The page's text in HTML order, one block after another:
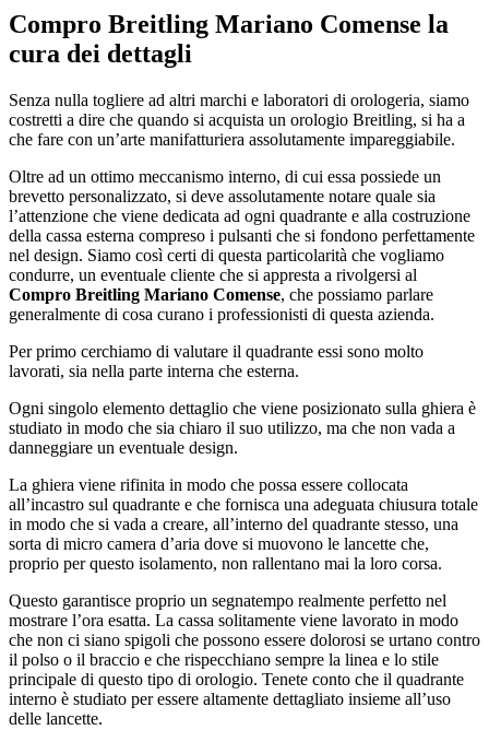
Compro Breitling Mariano Comense la
cura dei dettagli
Senza nulla togliere ad altri marchi e laboratori di orologeria, siamo
costretti a dire che quando si acquista un orologio Breitling, si ha a
che fare con un’arte manifatturiera assolutamente impareggiabile.
Oltre ad un ottimo meccanismo interno, di cui essa possiede un
brevetto personalizzato, si deve assolutamente notare quale sia
l’attenzione che viene dedicata ad ogni quadrante e alla costruzione
della cassa esterna compreso i pulsanti che si fondono perfettamente
nel design. Siamo così certi di questa particolarità che vogliamo
condurre, un eventuale cliente che si appresta a rivolgersi al
Compro Breitling Mariano Comense, che possiamo parlare
generalmente di cosa curano i professionisti di questa azienda.
Per primo cerchiamo di valutare il quadrante essi sono molto
lavorati, sia nella parte interna che esterna.
Ogni singolo elemento dettaglio che viene posizionato sulla ghiera è
studiato in modo che sia chiaro il suo utilizzo, ma che non vada a
danneggiare un eventuale design.
La ghiera viene rifinita in modo che possa essere collocata
all’incastro sul quadrante e che fornisca una adeguata chiusura totale
in modo che si vada a creare, all’interno del quadrante stesso, una
sorta di micro camera d’aria dove si muovono le lancette che,
proprio per questo isolamento, non rallentano mai la loro corsa.
Questo garantisce proprio un segnatempo realmente perfetto nel
mostrare l’ora esatta. La cassa solitamente viene lavorato in modo
che non ci siano spigoli che possono essere dolorosi se urtano contro
il polso o il braccio e che rispecchiano sempre la linea e lo stile
principale di questo tipo di orologio. Tenete conto che il quadrante
interno è studiato per essere altamente dettagliato insieme all’uso
delle lancette.